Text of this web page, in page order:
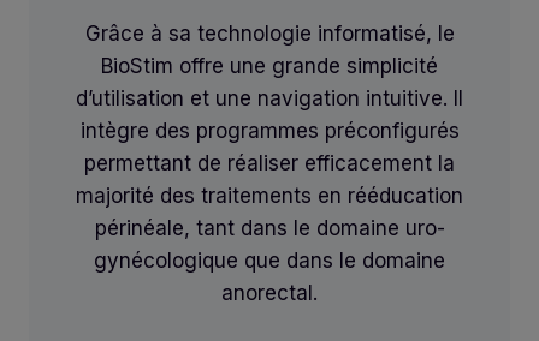
Grâce à sa technologie informatisé, le
BioStim offre une grande simplicité
d’utilisation et une navigation intuitive. Il
intègre des programmes préconfigurés
permettant de réaliser efficacement la
majorité des traitements en rééducation
périnéale, tant dans le domaine uro-
gynécologique que dans le domaine
anorectal.